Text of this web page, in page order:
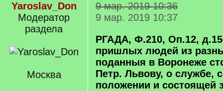
Yaroslav_Don
Модератор
раздела
Москва
9 мар. 2019 10:36
9 мар. 2019 10:37
РГАДА, Ф.210, Оп.12,
пришлых людей из
поданныя в Воронеже
Петр. Львову, о службе,
положении и состоящей